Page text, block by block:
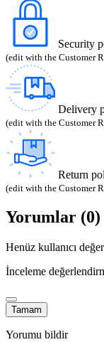
Security
(edit with the Customer
Delivery
(edit with the Customer
Return
(edit with the Customer
Yorumlar (0)
Henüz kullanıcı
İnceleme
Tamam
Yorumu bildir